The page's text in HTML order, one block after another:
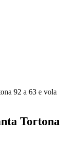
92 a 63 e vola
Tortona